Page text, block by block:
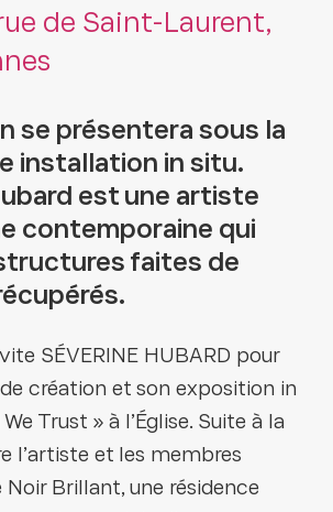
de Saint-Laurent,
se présentera sous la
installation in situ.
est une artiste
contemporaine qui
faites de
SÉVERINE HUBARD pour
création et son exposition in
Trust » à l’Église. Suite à la
l’artiste et les membres
Brillant, une résidence